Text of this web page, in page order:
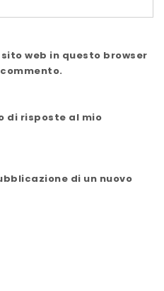
web in questo browser
di risposte al mio
di un nuovo